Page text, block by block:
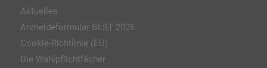
Aktuelles
Anmeldeformular BEST 2026
Cookie-Richtlinie (EU)
Die Wahlpflichtfächer